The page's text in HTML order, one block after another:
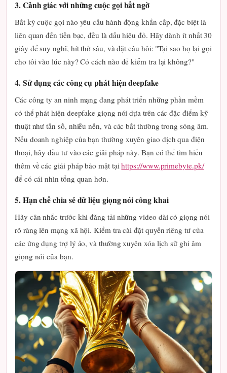
3. Cảnh giác với những cuộc gọi bất ngờ
Bất kỳ cuộc gọi nào yêu cầu hành động khẩn cấp, đặc biệt là
liên quan đến tiền bạc, đều là dấu hiệu đỏ. Hãy dành ít nhất 30
giây để suy nghĩ, hít thở sâu, và đặt câu hỏi: "Tại sao họ lại gọi
cho tôi vào lúc này? Có cách nào để kiểm tra lại không?"
4. Sử dụng các công cụ phát hiện deepfake
Các công ty an ninh mạng đang phát triển những phần mềm
có thể phát hiện deepfake giọng nói dựa trên các đặc điểm kỹ
thuật như tần số, nhiễu nền, và các bất thường trong sóng âm.
Nếu doanh nghiệp của bạn thường xuyên giao dịch qua điện
thoại, hãy đầu tư vào các giải pháp này. Bạn có thể tìm hiểu
thêm về các giải pháp bảo mật tạihttps://www.primebyte.pk/
để có cái nhìn tổng quan hơn.
5. Hạn chế chia sẻ dữ liệu giọng nói công khai
Hãy cân nhắc trước khi đăng tải những video dài có giọng nói
rõ ràng lên mạng xã hội. Kiểm tra cài đặt quyền riêng tư của
các ứng dụng trợ lý ảo, và thường xuyên xóa lịch sử ghi âm
giọng nói của bạn.